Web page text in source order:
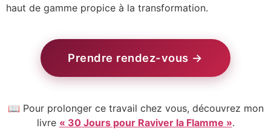
haut de gamme propice à la transformation.
Prendre rendez-vous →
📖 Pour prolonger ce travail chez vous, découvrez mon
livre « 30 Jours pour Raviver la Flamme ».